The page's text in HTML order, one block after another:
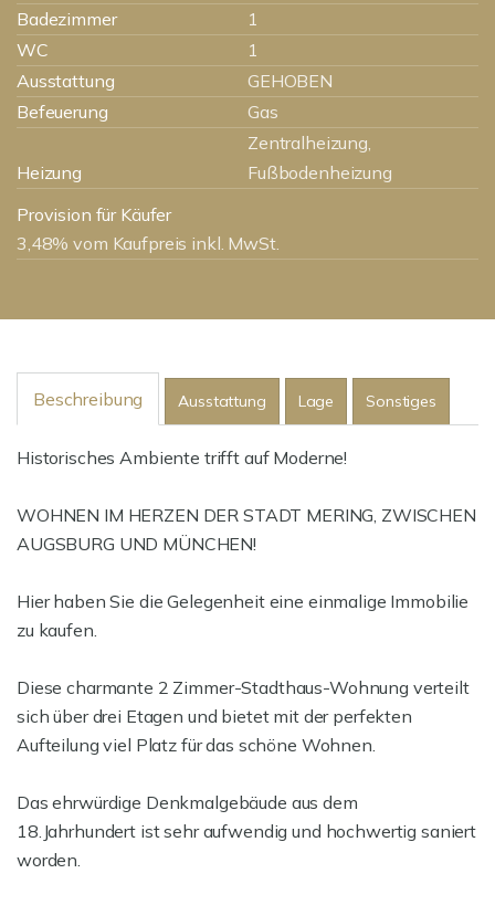
Badezimmer
1
WC
1
Ausstattung
GEHOBEN
Befeuerung
Gas
Heizung
Zentralheizung,
Fußbodenheizung
Provision für Käufer
3,48% vom Kaufpreis inkl. MwSt.
Beschreibung Ausstattung Lage Sonstiges
Historisches Ambiente trifft auf Moderne!
WOHNEN IM HERZEN DER STADT MERING, ZWISCHEN
AUGSBURG UND MÜNCHEN!
Hier haben Sie die Gelegenheit eine einmalige Immobilie
zu kaufen.
Diese charmante 2 Zimmer-Stadthaus-Wohnung verteilt
sich über drei Etagen und bietet mit der perfekten
Aufteilung viel Platz für das schöne Wohnen.
Das ehrwürdige Denkmalgebäude aus dem
18.Jahrhundert ist sehr aufwendig und hochwertig saniert
worden.